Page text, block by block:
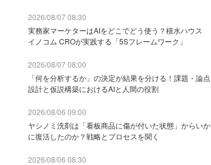
2026/08/07 08:30
実務家マーケターはAIをどこでどう使う？積水ハウス
イノコム CROが実践する「5Sフレームワーク」
2026/08/07 08:00
「何を分析するか」の決定が結果を分ける！課題・論点
設計と仮説構築におけるAIと人間の役割
2026/08/06 09:00
ヤシノミ洗剤は「看板商品に傷が付いた状態」からいか
に復活したのか？戦略とプロセスを聞く
2026/08/06 08:30